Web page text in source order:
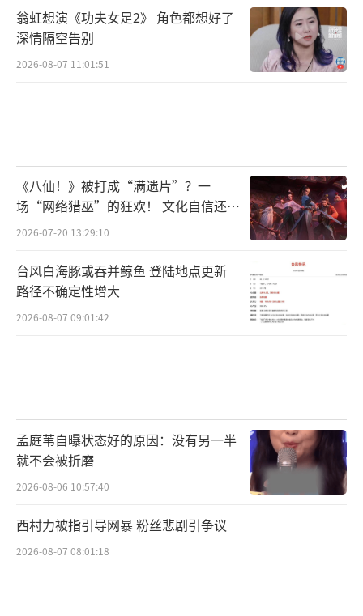
翁虹想演《功夫女足2》 角色都想好了
深情隔空告别
2026-08-07 11:01:51
《八仙！》被打成“满遗片”？一
场“网络猎巫”的狂欢！ 文化自信还是
焦虑？
2026-07-20 13:29:10
台风白海豚或吞并鲸鱼 登陆地点更新
路径不确定性增大
2026-08-07 09:01:42
孟庭苇自曝状态好的原因：没有另一半
就不会被折磨
2026-08-06 10:57:40
西村力被指引导网暴 粉丝悲剧引争议
2026-08-07 08:01:18